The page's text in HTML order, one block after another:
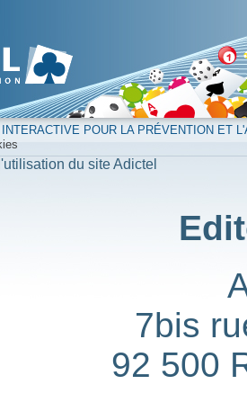
POUR LA PRÉVENTION ET
du site Adictel
7bis
92 500